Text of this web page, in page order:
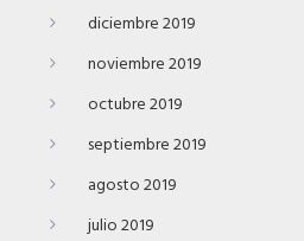
diciembre 2019
noviembre 2019
octubre 2019
septiembre 2019
agosto 2019
julio 2019